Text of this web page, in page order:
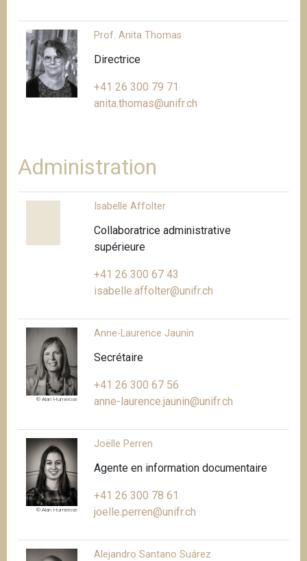
Prof. Anita Thomas
Directrice
+41 26 300 79 71
anita.thomas@unifr.ch
Administration
Isabelle Affolter
Collaboratrice administrative
supérieure
+41 26 300 67 43
isabelle.affolter@unifr.ch
© Alan Humerose
Anne-Laurence Jaunin
Secrétaire
+41 26 300 67 56
anne-laurence.jaunin@unifr.ch
© Alan Humerose
Joëlle Perren
Agente en information documentaire
+41 26 300 78 61
joelle.perren@unifr.ch
Alejandro Santano Suárez